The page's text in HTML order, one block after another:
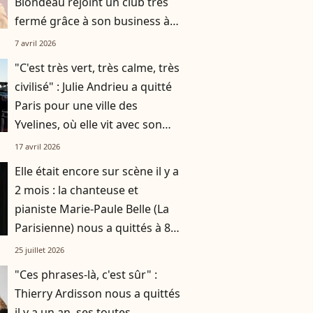
fermé grâce à son business à
succès
7 avril 2026
"C'est très vert, très calme, très
civilisé" : Julie Andrieu a quitté
Paris pour une ville des
Yvelines, où elle vit avec son
mari et leurs deux enfants
17 avril 2026
Elle était encore sur scène il y a
2 mois : la chanteuse et
pianiste Marie-Paule Belle (La
Parisienne) nous a quittés à 80
ans
25 juillet 2026
"Ces phrases-là, c'est sûr" :
Thierry Ardisson nous a quittés